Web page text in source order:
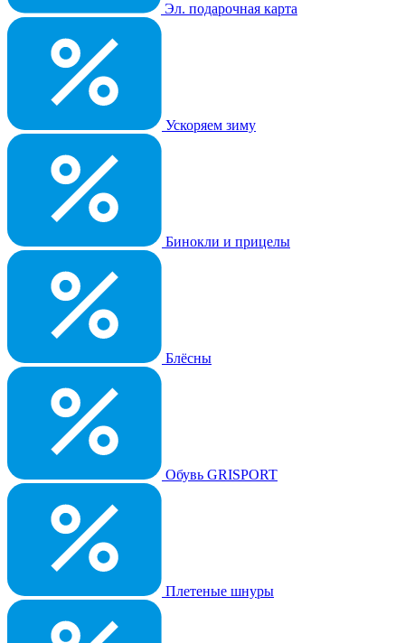
Эл. подарочная карта
Ускоряем зиму
Бинокли и прицелы
Блёсны
Обувь GRISPORT
Плетеные шнуры